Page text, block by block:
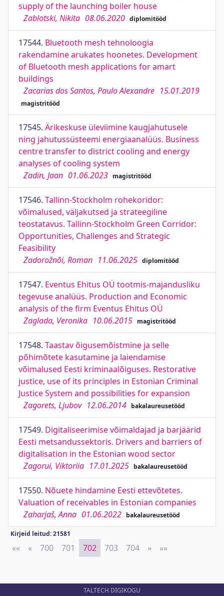
supply of the launching boiler house
Zablotski, Nikita 08.06.2020 diplomitööd
17544. Bluetooth mesh tehnoloogia
rakendamine arukates hoonetes. Development
of Bluetooth mesh applications for amart
buildings
Zacarias dos Santos, Paulo Alexandre 15.01.2019
magistritööd
17545. Ärikeskuse üleviimine kaugjahutusele
ning jahutussüsteemi energiaanalüüs. Business
centre transfer to district cooling and energy
analyses of cooling system
Zadin, Jaan 01.06.2023 magistritööd
17546. Tallinn-Stockholm rohekoridor:
võimalused, väljakutsed ja strateegiline
teostatavus. Tallinn-Stockholm Green Corridor:
Opportunities, Challenges and Strategic
Feasibility
Zadorožnõi, Roman 11.06.2025 diplomitööd
17547. Eventus Ehitus OÜ tootmis-majandusliku
tegevuse analüüs. Production and Economic
analysis of the firm Eventus Ehitus OÜ
Zaglada, Veronika 10.06.2015 magistritööd
17548. Taastav õigusemõistmine ja selle
põhimõtete kasutamine ja laiendamise
võimalused Eesti kriminaalõiguses. Restorative
justice, use of its principles in Estonian Criminal
Justice System and possibilities for expansion
Zagorets, Ljubov 12.06.2014 bakalaureusetööd
17549. Digitaliseerimise võimaldajad ja barjäärid
Eesti metsandussektoris. Drivers and barriers of
digitalisation in the Estonian wood sector
Zagorui, Viktoriia 17.01.2025 bakalaureusetööd
17550. Nõuete hindamine Eesti ettevõtetes.
Valuation of receivables in Estonian companies
Zaharjaš, Anna 01.06.2022 bakalaureusetööd
Kirjeid leitud: 21581
«« First
« Previous
700 701 702 703 704 » Next
»»
TALTECH DIGIKOGU